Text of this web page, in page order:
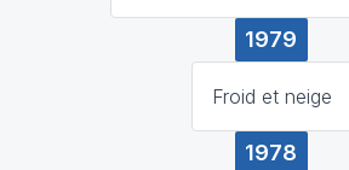
1979
Froid et neige
1978